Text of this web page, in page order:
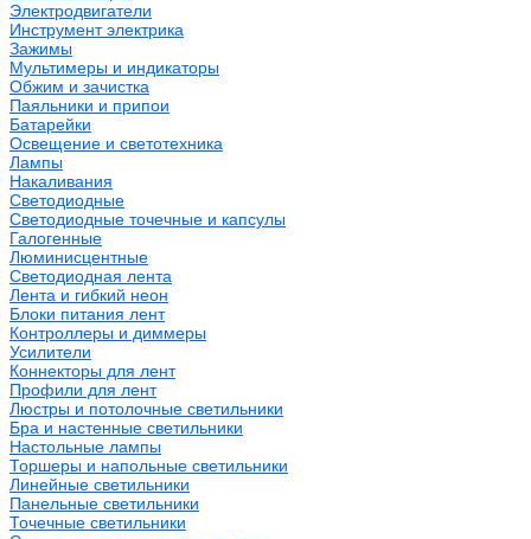
Электродвигатели
Инструмент электрика
Зажимы
Мультимеры и индикаторы
Обжим и зачистка
Паяльники и припои
Батарейки
Освещение и светотехника
Лампы
Накаливания
Светодиодные
Светодиодные точечные и капсулы
Галогенные
Люминисцентные
Светодиодная лента
Лента и гибкий неон
Блоки питания лент
Контроллеры и диммеры
Усилители
Коннекторы для лент
Профили для лент
Люстры и потолочные светильники
Бра и настенные светильники
Настольные лампы
Торшеры и напольные светильники
Линейные светильники
Панельные светильники
Точечные светильники